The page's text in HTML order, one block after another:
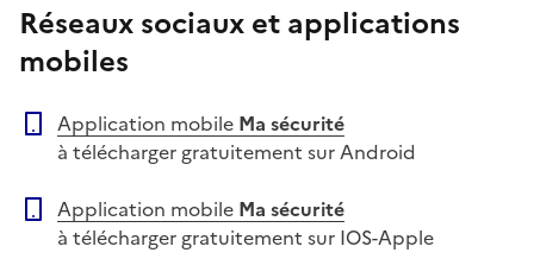
Réseaux sociaux et applications
mobiles
Application mobile Ma sécurité
à télécharger gratuitement sur Android
Application mobile Ma sécurité
à télécharger gratuitement sur IOS-Apple